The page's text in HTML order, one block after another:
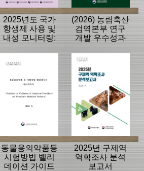
2025년도 국가
항생제 사용 및
내성 모니터링:
(2026) 농림축산
검역본부 연구
개발 우수성과
동물용의약품등
시험방법 밸리
데이션 가이드
2025년 구제역
역학조사 분석
보고서